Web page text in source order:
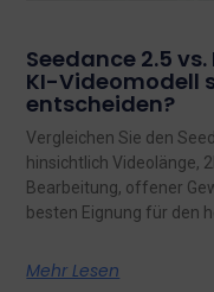
Seedance 2.5
KI-Videomodell
entscheiden?
Vergleichen Sie den
hinsichtlich Videolänge,
Bearbeitung, offener
besten Eignung für den
Mehr Lesen